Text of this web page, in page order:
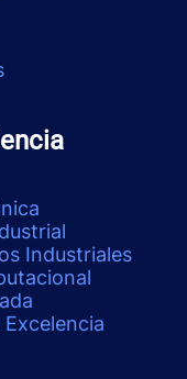
Industriales